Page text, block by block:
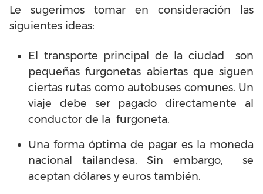
Le sugerimos tomar en consideración las
siguientes ideas:
El transporte principal de la ciudad son
pequeñas furgonetas abiertas que siguen
ciertas rutas como autobuses comunes. Un
viaje debe ser pagado directamente al
conductor de la furgoneta.
Una forma óptima de pagar es la moneda
nacional tailandesa. Sin embargo, se
aceptan dólares y euros también.